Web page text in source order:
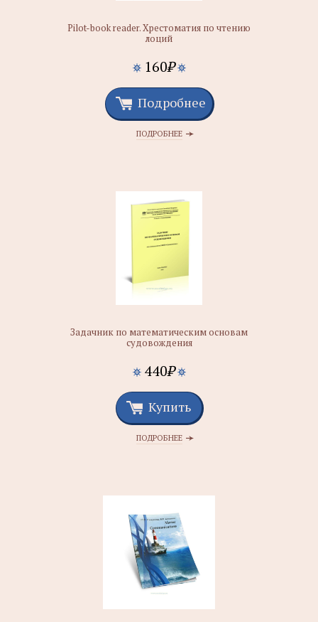
Pilot-book reader. Хрестоматия по чтению
лоций
160₽
Подробнее
ПОДРОБНЕЕ
Задачник по математическим основам
судовождения
440₽
Купить
ПОДРОБНЕЕ